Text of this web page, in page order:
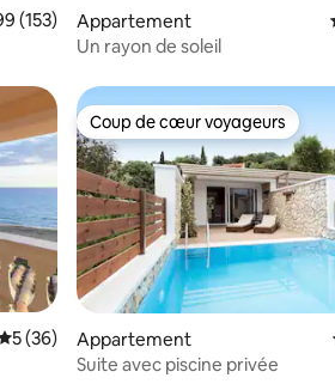
: 5 sur 5
moyenne sur la base de 153
(153)
Appartement
Un rayon de soleil
: 5 sur 5
moyenne sur la base de 36
5 (36)
Coup de cœur voyageurs
Coup de cœur voyageurs
Appartement
Suite avec piscine privée